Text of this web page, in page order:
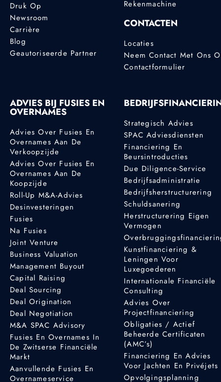
Druk Op
Newsroom
Carrière
Blog
Geautoriseerde Partner
Rekenmachine
CONTACTEN
Locaties
Neem Contact Met Ons
Contactformulier
ADVIES BIJ FUSIES EN
OVERNAMES
Advies Over Fusies En
Overnames Aan De
Verkoopzijde
Advies Over Fusies En
Overnames Aan De
Koopzijde
Roll-Up M&A-Advies
Desinvesteringen
Fusies
Na Fusies
Joint Venture
Business Valuation
Management Buyout
Capital Raising
Deal Sourcing
Deal Origination
Deal Negotiation
M&A SPAC Advisory
Fusies En Overnames In
De Zwitserse Financiële
Markt
Aanvullende Fusies En
Overnameservice
Strategisch Advies
SPAC Adviesdiensten
Financiering En
Beursintroducties
Due Diligence-Service
Bedrijfsadministratie
Bedrijfsherstructurering
Schuldsanering
Herstructurering Eigen
Vermogen
Kunstfinanciering &
Leningen Voor
Luxegoederen
Internationale Financiële
Consulting
Advies Over
Projectfinanciering
Obligaties / Actief
Beheerde Certificaten
(AMC’s)
Financiering En Advies
Voor Jachten En Privéjets
Opvolgingsplanning